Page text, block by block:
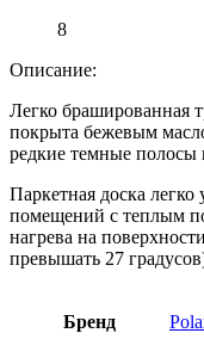
8
Описание:
Легко брашированная
покрыта бежевым
редкие темные полосы
Паркетная доска легко
помещений с теплым
нагрева на
превышать 27
Бренд